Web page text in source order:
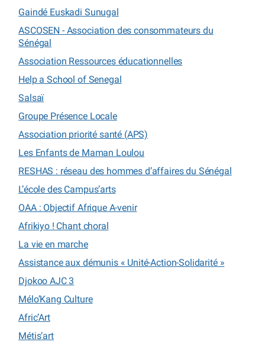
Gaindé Euskadi Sunugal
ASCOSEN - Association des consommateurs du
Sénégal
Association Ressources éducationnelles
Help a School of Senegal
Salsaï
Groupe Présence Locale
Association priorité santé (APS)
Les Enfants de Maman Loulou
RESHAS : réseau des hommes d’affaires du Sénégal
L’école des Campus’arts
OAA : Objectif Afrique A-venir
Afrikiyo ! Chant choral
La vie en marche
Assistance aux démunis « Unité-Action-Solidarité »
Djokoo AJC 3
Mélo’Kang Culture
Afric’Art
Métis’art